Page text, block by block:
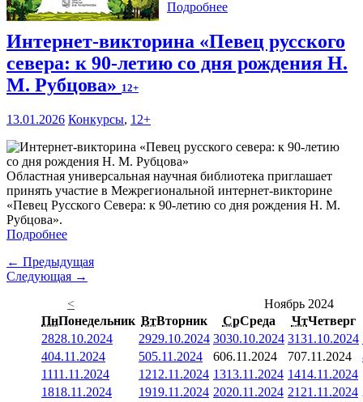
Подробнее
Интернет-викторина «Певец русского
севера: к 90-летию со дня рождения Н.
М. Рубцова» 12+
13.01.2026 Конкурсы, 12+
Областная универсальная научная библиотека приглашает
принять участие в Межрегиональной интернет-викторине
«Певец Русского Севера: к 90-летию со дня рождения Н. М.
Рубцова».
Подробнее
← Предыдущая
Следующая →
<
Ноябрь 2024
ПнПонедельник ВтВторник СрСреда ЧтЧетверг
2828.10.2024 2929.10.2024 3030.10.2024 3131.10.2024
404.11.2024 505.11.2024 606.11.2024 707.11.2024
1111.11.2024 1212.11.2024 1313.11.2024 1414.11.2024
1818.11.2024 1919.11.2024 2020.11.2024 21 21.11.2024